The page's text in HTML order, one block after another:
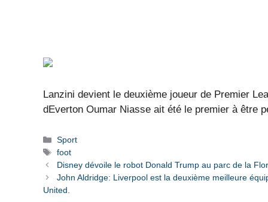
Lanzini devient le deuxième joueur de Premier
dEverton Oumar Niasse ait été le premier à être
Catégories
Sport
Étiquettes
foot
Disney dévoile le robot Donald Trump au parc de la
John Aldridge: Liverpool est la deuxième meilleure
United.